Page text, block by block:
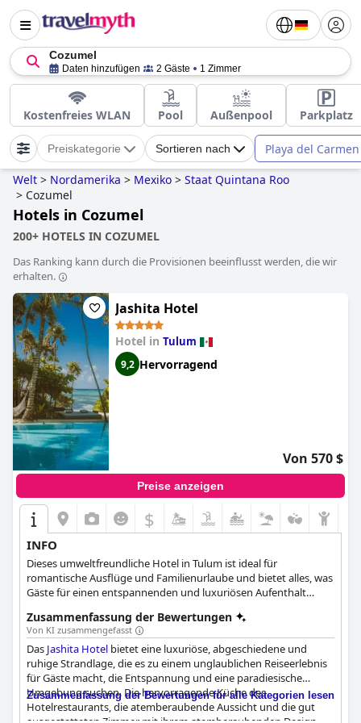
Cozumel
Daten hinzufügen 2 Gäste 1 Zimmer
Kostenfreies WLAN Pool Außenpool Parkplatz
Preiskategorie Sortieren nach Playa del Carmen
Welt > Nordamerika > Mexiko > Staat Quintana Roo
> Cozumel
Hotels in Cozumel
200+ HOTELS IN COZUMEL
Das Ranking kann durch die Provisionen beeinflusst werden, die wir
erhalten.
Jashita Hotel
Hotel in Tulum
9,2 Hervorragend
Von 570 $
Preise anzeigen
$
INFO
Dieses umweltfreundliche Hotel in Tulum ist ideal für
romantische Ausflüge und Familienurlaube und bietet alles, was
Gäste für einen entspannenden und luxuriösen Aufenthalt
Zusammenfassung der Bewertungen
Von KI zusammengefasst
Das Jashita Hotel bietet eine luxuriöse, abgeschiedene und
ruhige Strandlage, die es zu einem unglaublichen Reiseerlebnis
für Gäste macht, die Entspannung und eine paradiesische
Umgebung suchen. Die hervorragende Küche des
Hotelrestaurants, die atemberaubende Aussicht und die gut
Zusammenfassung der Bewertungen für alle Kategorien lesen